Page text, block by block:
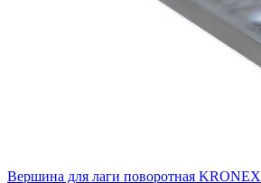
Вершина для лаги поворотная KRONEX